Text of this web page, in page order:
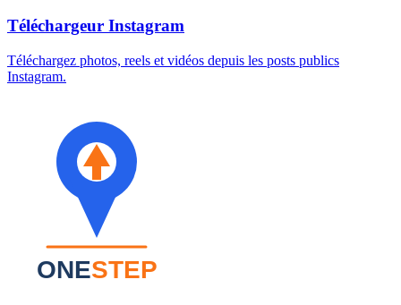
Téléchargeur Instagram
Téléchargez photos, reels et vidéos depuis les posts publics
Instagram.